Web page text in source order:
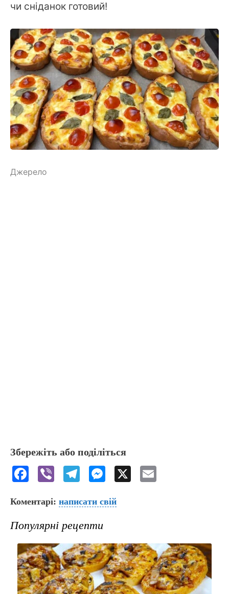
чи сніданок готовий!
Джерело
Збережіть або поділіться
F
c
e
b
o
o
k
Vi
er
T
e
gr
a
m
M
s
e
n
g
er
X
Коментарі: написати свій
Популярні рецепти